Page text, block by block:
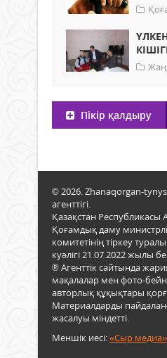
Пікір қалдыру
© 2026. Zhanaqorgan-
агенттігі.
Қазақстан Республикасы
Қоғамдық даму
комитетінің тіркеу
куәлігі 21.07.2022 жылы
® Агенттік сайтында
мақалалар мен фото-
авторлық құқықтары
Материалдарды
жасалуы міндетті.
Меншік иесі:«Сыр медиа»